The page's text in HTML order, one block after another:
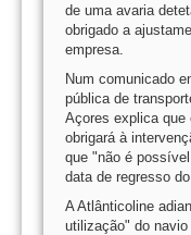
de uma avaria
obrigado a
empresa.
Num comunicado
pública de
Açores explica que
obrigará à
que "não é
data de regresso
A Atlânticoline
utilização" do